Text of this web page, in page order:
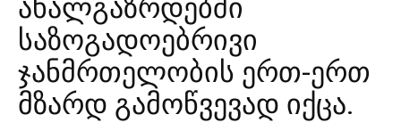
ახალგაზრდებში
საზოგადოებრივი
ჯანმრთელობის ერთ-ერთ
მზარდ გამოწვევად იქცა.